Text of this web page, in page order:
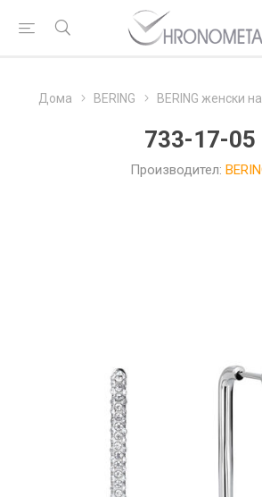
Дома BERING BERING женски
733-17-05
Производител: